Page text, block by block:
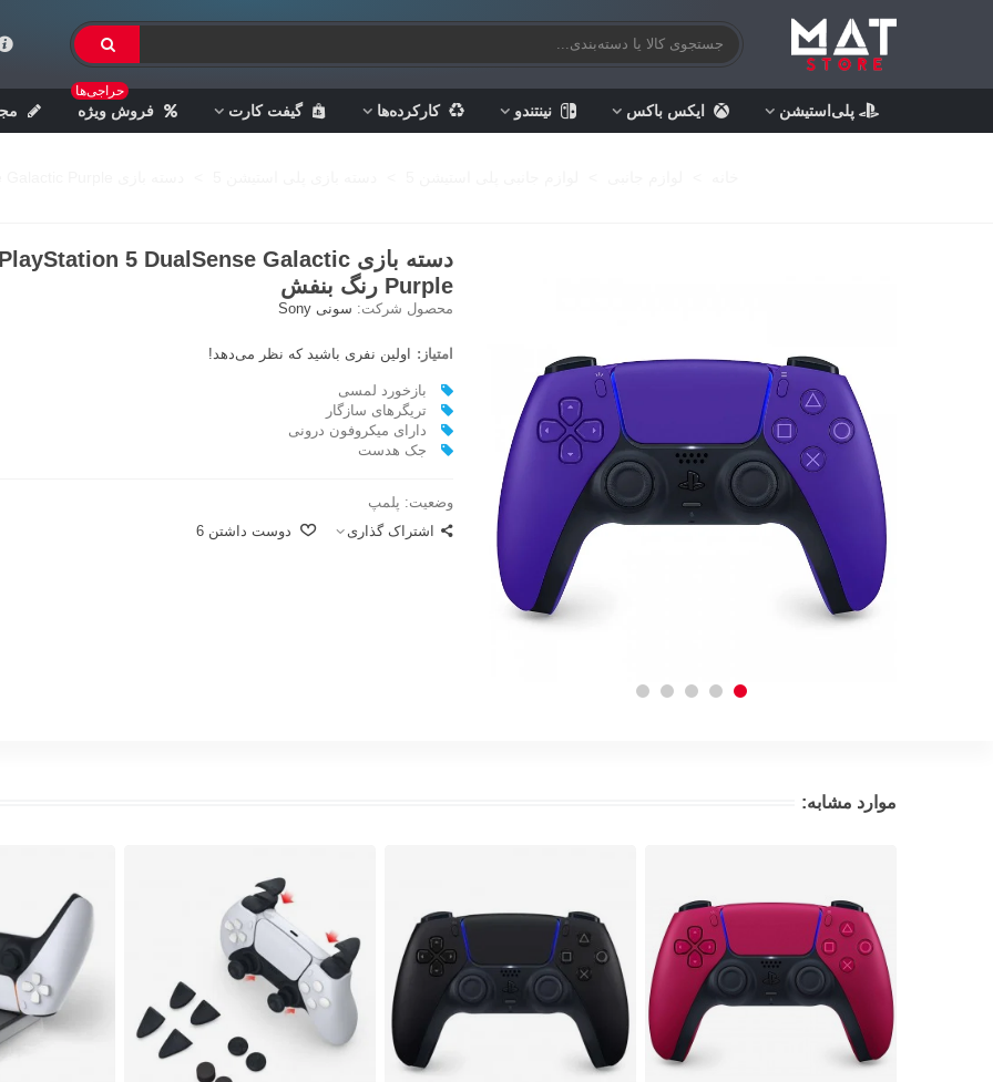
پلی‌استیشن ایکس باکس نینتندو کارکرده‌ها گیفت کارت فروش ویژه
حراجی‌ها
دسته بازی PlayStation 5 DualSense Galactic
Purple رنگ بنفش
محصول شرکت: سونی Sony
امتیاز: اولین نفری باشید که نظر می‌دهد!
بازخورد لمسی
تریگرهای سازگار
دارای میکروفون درونی
جک هدست
وضعیت: پلمپ
اشتراک گذاری
دوست داشتن 6
موارد مشابه: